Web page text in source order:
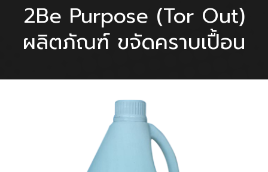
2Be Purpose (Tor Out)
ผลิตภัณฑ์ ขจัดคราบเปื้อน